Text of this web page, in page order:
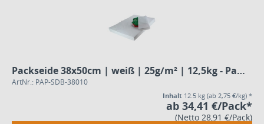
Packseide 38x50cm | weiß | 25g/m² | 12,5kg - Pack
ArtNr.: PAP-SDB-38010
Inhalt 12.5 kg (ab 2,75 €/kg) *
ab 34,41 €/Pack*
(Netto 28,91 €/Pack)